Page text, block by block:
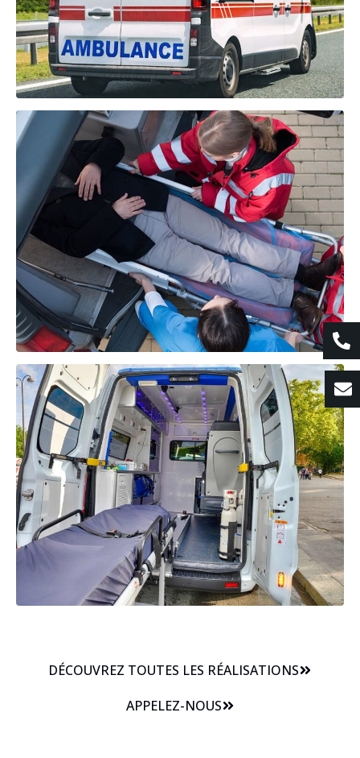
DÉCOUVREZ TOUTES LES RÉALISATIONS
APPELEZ-NOUS